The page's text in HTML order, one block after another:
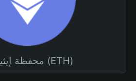
محفظة إيثيريوم (ETH)